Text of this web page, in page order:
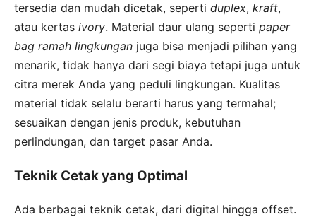
tersedia dan mudah dicetak, seperti duplex, kraft,
atau kertas ivory. Material daur ulang seperti paper
bag ramah lingkungan juga bisa menjadi pilihan yang
menarik, tidak hanya dari segi biaya tetapi juga untuk
citra merek Anda yang peduli lingkungan. Kualitas
material tidak selalu berarti harus yang termahal;
sesuaikan dengan jenis produk, kebutuhan
perlindungan, dan target pasar Anda.
Teknik Cetak yang Optimal
Ada berbagai teknik cetak, dari digital hingga offset.